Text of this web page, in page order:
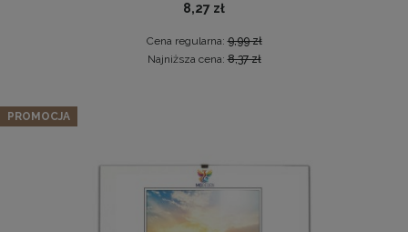
Cena regularna:
Najniższa cena:
255,99 zł
DO KOSZYKA
8,27 zł
Cena regularna:9,99 zł
Najniższa cena:8,37 zł
PROMOCJA